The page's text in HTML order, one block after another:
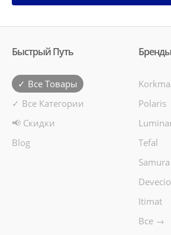
Быстрый Путь
✓ Все Товары
✓ Все Категории
📢 Скидки
Blog
Бренды
Polaris
Tefal
Samura
Itimat
Все →